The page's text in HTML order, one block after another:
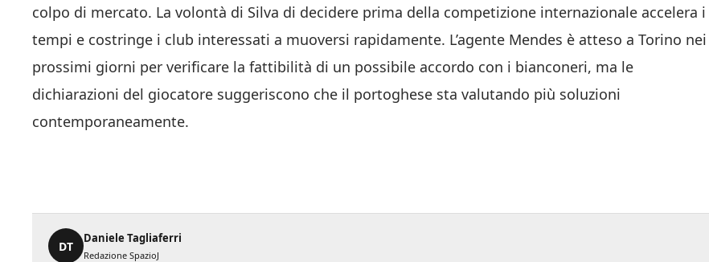
colpo di mercato. La volontà di Silva di decidere prima della competizione internazionale accelera i
tempi e costringe i club interessati a muoversi rapidamente. L’agente Mendes è atteso a Torino nei
prossimi giorni per verificare la fattibilità di un possibile accordo con i bianconeri, ma le
dichiarazioni del giocatore suggeriscono che il portoghese sta valutando più soluzioni
contemporaneamente.
DT
Daniele Tagliaferri
Redazione SpazioJ